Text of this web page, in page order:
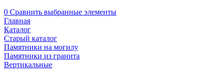
0 Сравнить выбранные элементы
Главная
Каталог
Старый каталог
Памятники на могилу
Памятники из гранита
Вертикальные